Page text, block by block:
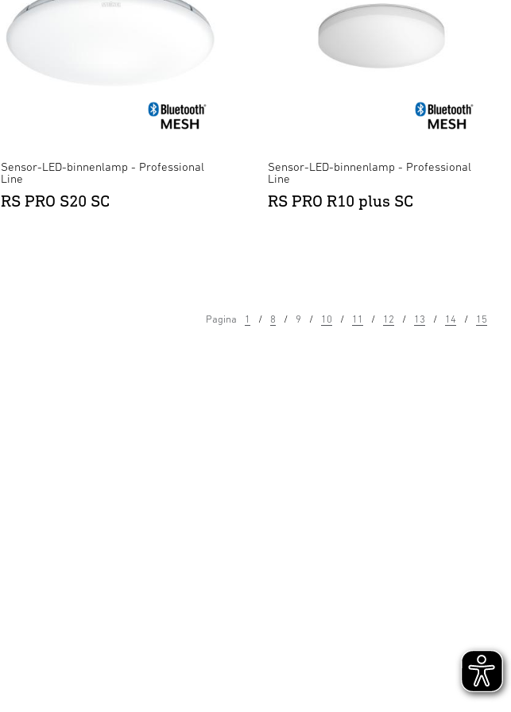
Sensor-LED-binnenlamp - Professional
Line
RS PRO S20 SC
Sensor-LED-binnenlamp - Professional
Line
RS PRO R10 plus SC
Pagina 1 8 9 10 11 12 13 14 15